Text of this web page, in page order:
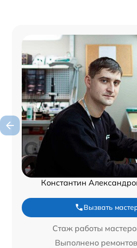
Константин
Вызвать
Стаж работы
Выполнено